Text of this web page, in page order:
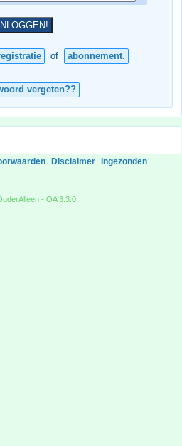
of abonnement.
vergeten??
Disclaimer Ingezonden
- OA 3.3.0